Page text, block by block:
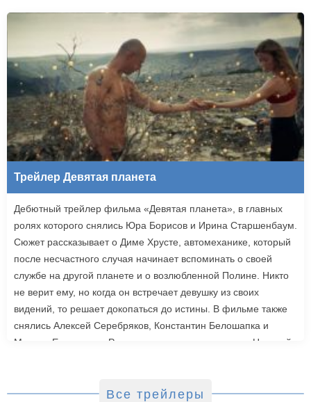
Трейлер Девятая планета
Дебютный трейлер фильма «Девятая планета», в главных
ролях которого снялись Юра Борисов и Ирина Старшенбаум.
Сюжет рассказывает о Диме Хрусте, автомеханике, который
после несчастного случая начинает вспоминать о своей
службе на другой планете и о возлюбленной Полине. Никто
не верит ему, но когда он встречает девушку из своих
видений, то решает докопаться до истины. В фильме также
снялись Алексей Серебряков, Константин Белошапка и
Максим Емельянов. Режиссером картины выступил Николай
Все трейлеры